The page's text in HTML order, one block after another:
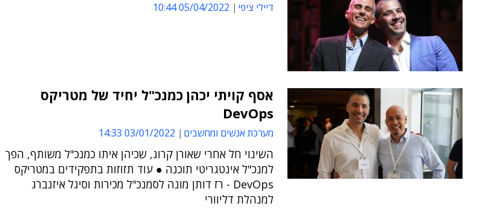
דיילי ציפי 05/04/2022 10:44
אסף קויתי יכהן כמנכ"ל יחיד של מטריקס
DevOps
מערכת אנשים ומחשבים 03/01/2022 14:33
השינוי חל אחרי שאורן קרוג, שכיהן איתו כמנכ"ל משותף, הפך
למנכ"ל אינטגריטי תוכנה ● עוד תזוזות בתפקידים במטריקס
DevOps - רז דותן מונה לסמנכ"ל מכירות וסיגל איזנברג
למנהלת דליוורי